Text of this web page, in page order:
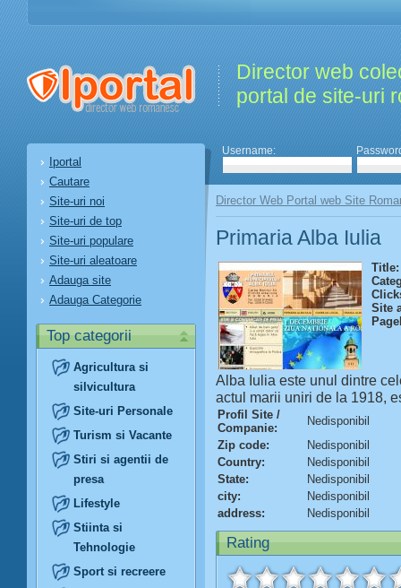
Director web
portal de site-uri
Iportal
Cautare
Site-uri noi
Site-uri de top
Site-uri populare
Site-uri aleatoare
Adauga site
Adauga Categorie
Top categorii
Agricultura si
silvicultura
Site-uri Personale
Turism si Vacante
Stiri si agentii de
presa
Lifestyle
Stiinta si
Tehnologie
Sport si recreere
Username:
Director Web Portal web Site
Primaria Alba Iulia
Title:
Site
Alba Iulia este unul dintre
actul marii uniri de la 1918,
Profil Site /
Companie:
Nedisponibil
Zip code:
Nedisponibil
Country:
Nedisponibil
State:
Nedisponibil
city:
Nedisponibil
address:
Nedisponibil
Rating